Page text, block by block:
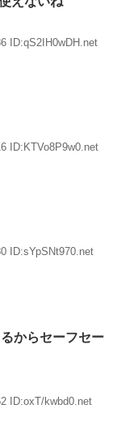
ID:qS2IH0wDH.net
ID:KTVo8P9w0.net
ID:sYpSNt970.net
からセーフセー
ID:oxT/kwbd0.net